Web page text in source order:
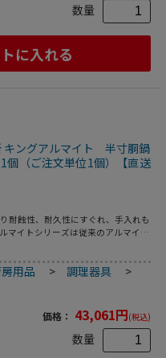
数量
に入れる
キングアルマイト 半寸胴鍋
1個（ご注文単位1個）【直送
耐蝕性、耐久性にすぐれ、手入れも
マイトシリーズは従来のアルマイト
直接アルマイト皮膜を施すだけでは
の表面を保護します。●アルミニウ
表面に薄い酸化皮膜をつくります。
の表面を保護し、表面を硬くし、腐
この皮膜を人工的に厚くしたものが
：6．7kg●容量：46L
用品 >調理器具
>
価格： 43,061円(税込)
数量